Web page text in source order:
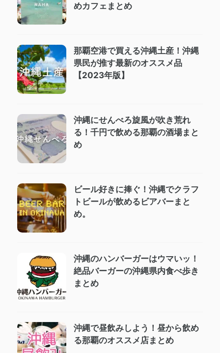
めカフェまとめ
那覇空港で買える沖縄土産！沖縄
県民が推す最新のオススメ品
【2023年版】
沖縄にせんべろ旋風が吹き荒れ
る！千円で飲める那覇の酒場まと
め
ビール好きに捧ぐ！沖縄でクラフ
トビールが飲めるビアバーまと
め。
沖縄のハンバーガーはウマいッ！
絶品バーガーの沖縄県内食べ歩き
まとめ
沖縄で昼飲みしよう！昼から飲め
る那覇のオススメ店まとめ